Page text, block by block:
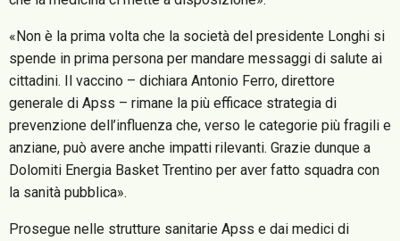
«Non è la prima volta che la società del presidente Longhi si
spende in prima persona per mandare messaggi di salute ai
cittadini. Il vaccino – dichiara Antonio Ferro, direttore
generale di Apss – rimane la più efficace strategia di
prevenzione dell’influenza che, verso le categorie più fragili e
anziane, può avere anche impatti rilevanti. Grazie dunque a
Dolomiti Energia Basket Trentino per aver fatto squadra con
la sanità pubblica».
Prosegue nelle strutture sanitarie Apss e dai medici di